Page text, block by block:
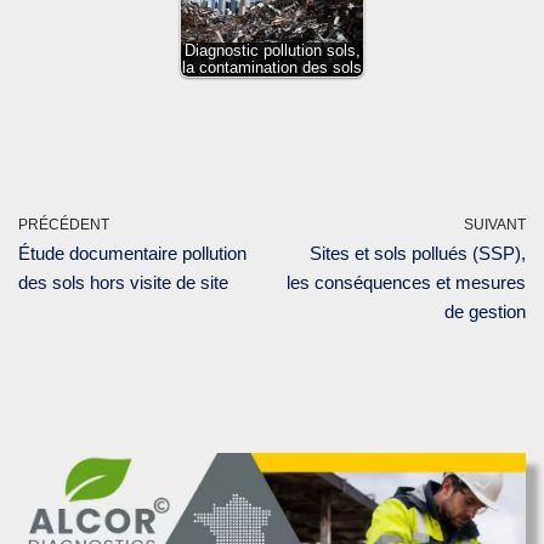
Diagnostic pollution sols,
la contamination des sols
PRÉCÉDENT
Étude documentaire pollution
des sols hors visite de site
SUIVANT
Sites et sols pollués (SSP),
les conséquences et mesures
de gestion